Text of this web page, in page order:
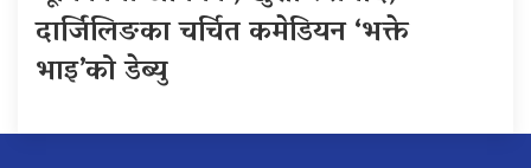
दार्जिलिङका चर्चित कमेडियन ‘भक्ते
भाइ’को डेब्यु